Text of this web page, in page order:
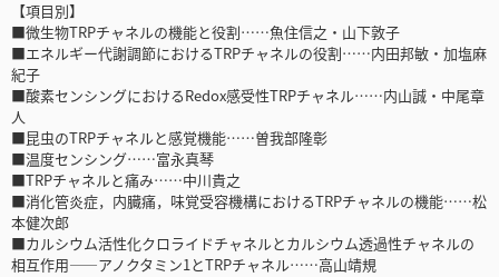
【項目別】
■微生物TRPチャネルの機能と役割……魚住信之・山下敦子
■エネルギー代謝調節におけるTRPチャネルの役割……内田邦敏・加塩麻
紀子
■酸素センシングにおけるRedox感受性TRPチャネル……内山誠・中尾章
人
■昆虫のTRPチャネルと感覚機能……曽我部隆彰
■温度センシング……富永真琴
■TRPチャネルと痛み……中川貴之
■消化管炎症，内臓痛，味覚受容機構におけるTRPチャネルの機能……松
本健次郎
■カルシウム活性化クロライドチャネルとカルシウム透過性チャネルの
相互作用――アノクタミン1とTRPチャネル……高山靖規